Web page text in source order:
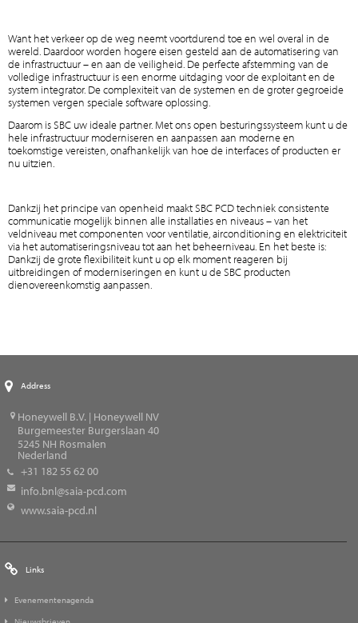
Want het verkeer op de weg neemt voortdurend toe en wel overal in de
wereld. Daardoor worden hogere eisen gesteld aan de automatisering van
de infrastructuur – en aan de veiligheid. De perfecte afstemming van de
volledige infrastructuur is een enorme uitdaging voor de exploitant en de
system integrator. De complexiteit van de systemen en de groter gegroeide
systemen vergen speciale software oplossing.
Daarom is SBC uw ideale partner. Met ons open besturingssysteem kunt u de
hele infrastructuur moderniseren en aanpassen aan moderne en
toekomstige vereisten, onafhankelijk van hoe de interfaces of producten er
nu uitzien.
Dankzij het principe van openheid maakt SBC PCD techniek consistente
communicatie mogelijk binnen alle installaties en niveaus – van het
veldniveau met componenten voor ventilatie, airconditioning en elektriciteit
via het automatiseringsniveau tot aan het beheerniveau. En het beste is:
Dankzij de grote flexibiliteit kunt u op elk moment reageren bij
uitbreidingen of moderniseringen en kunt u de SBC producten
dienovereenkomstig aanpassen.
Address
Honeywell B.V. | Honeywell NV
Burgemeester Burgerslaan 40
5245 NH Rosmalen
Nederland
+31 182 55 62 00
info.bnl@saia-pcd.com
www.saia-pcd.nl
Links
Evenementenagenda